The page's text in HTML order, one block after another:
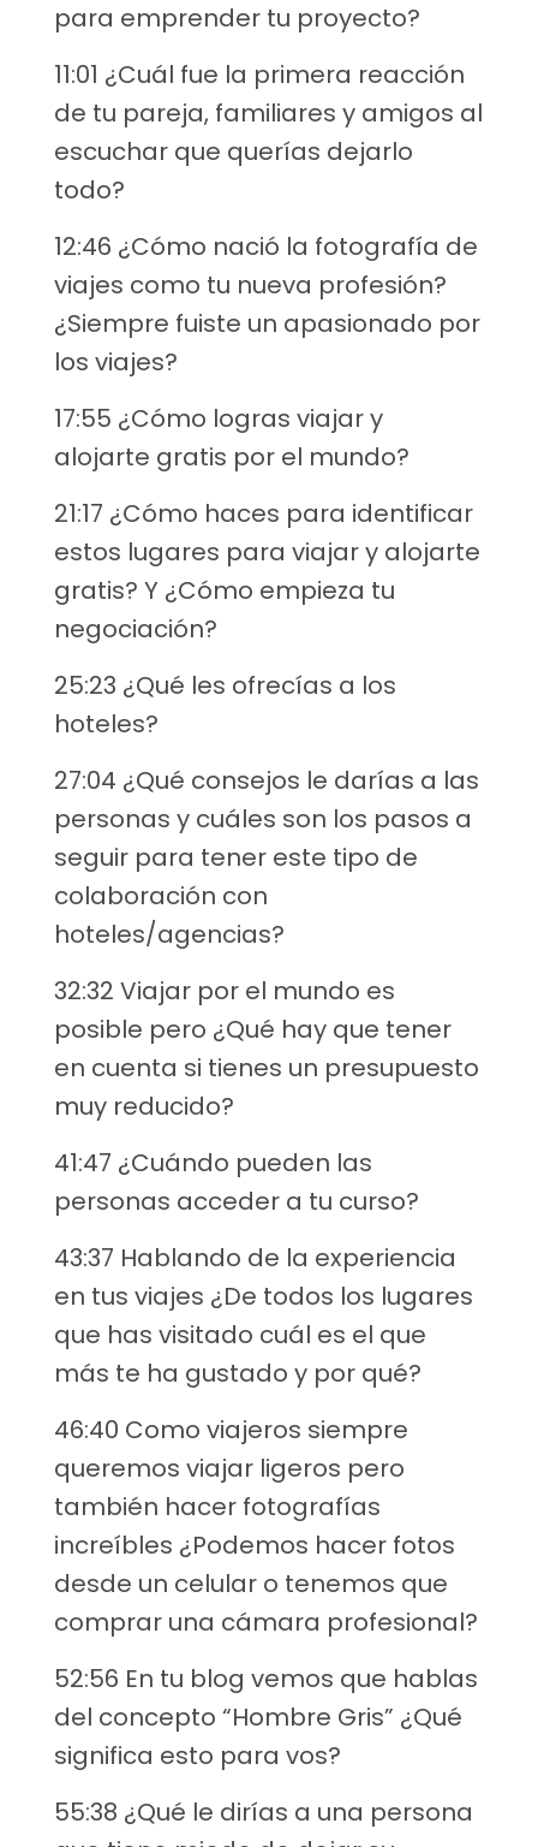
para emprender tu proyecto?
11:01 ¿Cuál fue la primera reacción
de tu pareja, familiares y amigos al
escuchar que querías dejarlo
todo?
12:46 ¿Cómo nació la fotografía de
viajes como tu nueva profesión?
¿Siempre fuiste un apasionado por
los viajes?
17:55 ¿Cómo logras viajar y
alojarte gratis por el mundo?
21:17 ¿Cómo haces para identificar
estos lugares para viajar y alojarte
gratis? Y ¿Cómo empieza tu
negociación?
25:23 ¿Qué les ofrecías a los
hoteles?
27:04 ¿Qué consejos le darías a las
personas y cuáles son los pasos a
seguir para tener este tipo de
colaboración con
hoteles/agencias?
32:32 Viajar por el mundo es
posible pero ¿Qué hay que tener
en cuenta si tienes un presupuesto
muy reducido?
41:47 ¿Cuándo pueden las
personas acceder a tu curso?
43:37 Hablando de la experiencia
en tus viajes ¿De todos los lugares
que has visitado cuál es el que
más te ha gustado y por qué?
46:40 Como viajeros siempre
queremos viajar ligeros pero
también hacer fotografías
increíbles ¿Podemos hacer fotos
desde un celular o tenemos que
comprar una cámara profesional?
52:56 En tu blog vemos que hablas
del concepto “Hombre Gris” ¿Qué
significa esto para vos?
55:38 ¿Qué le dirías a una persona